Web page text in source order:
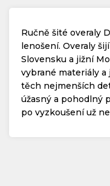
Copyright ©
Ručně šité overaly
lenošení. Overaly
Slovensku a jižní
vybrané materiály
těch nejmenších
úžasný a pohodlný
po vyzkoušení už